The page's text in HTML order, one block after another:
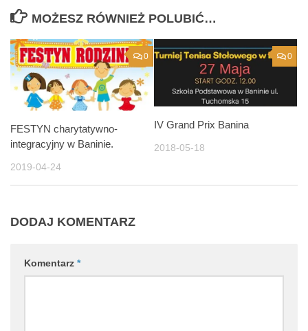
MOŻESZ RÓWNIEŻ POLUBIĆ…
0
FESTYN charytatywno-
integracyjny w Baninie.
2019-04-24
0
IV Grand Prix Banina
2018-05-18
DODAJ KOMENTARZ
Komentarz *